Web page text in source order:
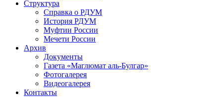
Структура
Справка о РДУМ
История РДУМ
Муфтии России
Мечети России
Архив
Документы
Газета «Маглюмат аль-Булгар»
Фотогалерея
Видеогалерея
Контакты